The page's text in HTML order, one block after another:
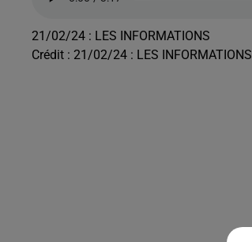
21/02/24 : LES INFORMATIONS
Crédit : 21/02/24 : LES INFORMATIONS